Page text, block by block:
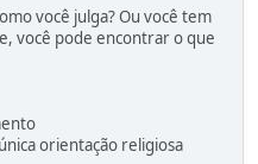
você julga? Ou você tem
você pode encontrar o que
orientação religiosa